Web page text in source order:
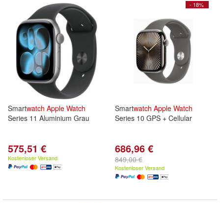
Smartwatch Apple Watch
Series 11 Aluminium Grau
575,51 €
Kostenloser Versand
- 18%
Smartwatch Apple Watch
Series 10 GPS + Cellular
686,96 €
849,00 €
Kostenloser Versand